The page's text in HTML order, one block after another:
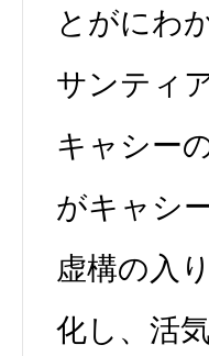
とがにわ
サンティ
キャシー
がキャシ
虚構の入
化し、活